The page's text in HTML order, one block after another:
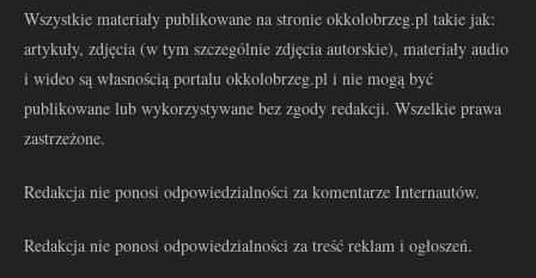
Wszystkie materiały publikowane na stronie okkolobrzeg.pl takie jak:
artykuły, zdjęcia (w tym szczególnie zdjęcia autorskie), materiały audio
i wideo są własnością portalu okkolobrzeg.pl i nie mogą być
publikowane lub wykorzystywane bez zgody redakcji. Wszelkie prawa
zastrzeżone.
Redakcja nie ponosi odpowiedzialności za komentarze Internautów.
Redakcja nie ponosi odpowiedzialności za treść reklam i ogłoszeń.